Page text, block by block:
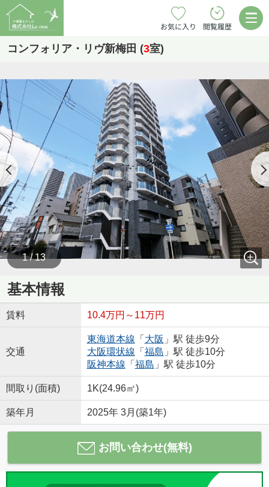
お気に入り 閲覧履歴
コンフォリア・リヴ新梅田 (3室)
1 / 13
基本情報
賃料 10.4万円～11万円
交通
東海道本線 「 大阪 」駅 徒歩9分
大阪環状線 「 福島 」駅 徒歩10分
阪神本線 「 福島 」駅 徒歩10分
間取り(面積) 1K(24.96㎡)
築年月 2025年 3月(築1年)
お問い合わせ(無料)